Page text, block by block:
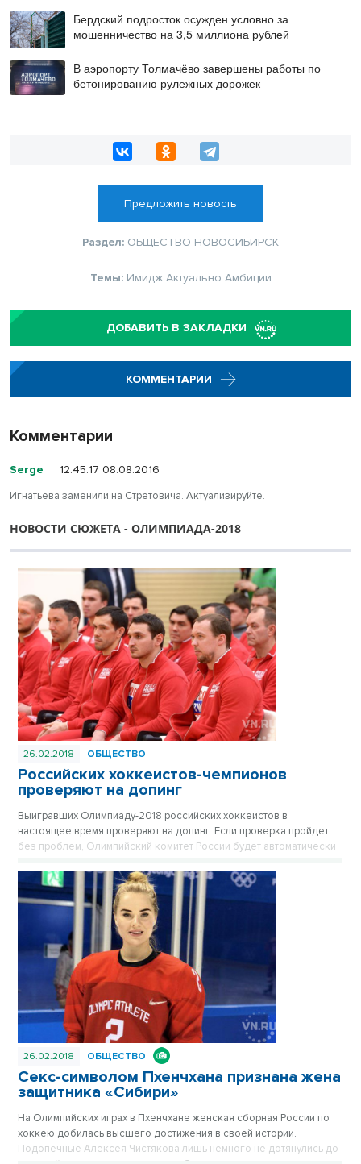
Бердский подросток осужден условно за
мошенничество на 3,5 миллиона рублей
В аэропорту Толмачёво завершены работы по
бетонированию рулежных дорожек
Предложить новость
Раздел: ОБЩЕСТВО НОВОСИБИРСК
Темы: Имидж Актуально Амбиции
ДОБАВИТЬ В ЗАКЛАДКИ
КОММЕНТАРИИ
Комментарии
Serge 12:45:17 08.08.2016
Игнатьева заменили на Стретовича. Актуализируйте.
НОВОСТИ СЮЖЕТА - ОЛИМПИАДА-2018
26.02.2018 ОБЩЕСТВО
Российских хоккеистов-чемпионов
проверяют на допинг
Выигравших Олимпиаду-2018 российских хоккеистов в
настоящее время проверяют на допинг. Если проверка пройдет
без проблем, Олимпийский комитет России будет автоматически
восстановлен в Международном олимпийском комитете, заявил
член МОК Шамиль Тарпищев.
26.02.2018 ОБЩЕСТВО
Секс-символом Пхенчхана признана жена
защитника «Сибири»
На Олимпийских играх в Пхенчхане женская сборная России по
хоккею добилась высшего достижения в своей истории.
Подопечные Алексея Чистякова лишь немного не дотянулись до